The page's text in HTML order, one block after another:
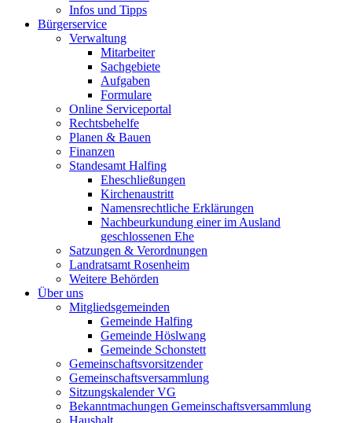
Infos und Tipps
Bürgerservice
Verwaltung
Mitarbeiter
Sachgebiete
Aufgaben
Formulare
Online Serviceportal
Rechtsbehelfe
Planen & Bauen
Finanzen
Standesamt Halfing
Eheschließungen
Kirchenaustritt
Namensrechtliche Erklärungen
Nachbeurkundung einer im Ausland
geschlossenen Ehe
Satzungen & Verordnungen
Landratsamt Rosenheim
Weitere Behörden
Über uns
Mitgliedsgemeinden
Gemeinde Halfing
Gemeinde Höslwang
Gemeinde Schonstett
Gemeinschaftsvorsitzender
Gemeinschaftsversammlung
Sitzungskalender VG
Bekanntmachungen Gemeinschaftsversammlung
Haushalt